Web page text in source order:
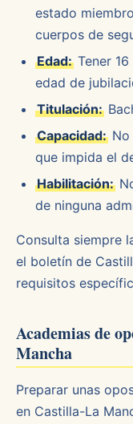
estado
cuerpos de
Edad: Tener
edad de
Titulación:
Capacidad:
que impida el
Habilitación:
de ninguna
Consulta siempre
el boletín de
requisitos
Academias de
Mancha
Preparar unas
en Castilla-La